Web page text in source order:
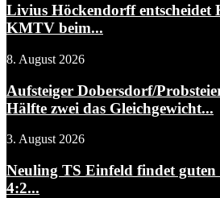
Livius Höckendorff entscheidet
KMTV beim...
8. August 2026
Aufsteiger Dobersdorf/
Hälfte zwei das Gleichgewicht...
3. August 2026
Neuling TS Einfeld findet guten
4:2...